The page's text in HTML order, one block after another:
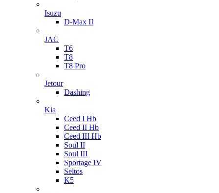
Isuzu
D-Max II
JAC
T6
T8
T8 Pro
Jetour
Dashing
Kia
Ceed I Hb
Ceed II Hb
Ceed III Hb
Soul II
Soul III
Sportage IV
Seltos
K5